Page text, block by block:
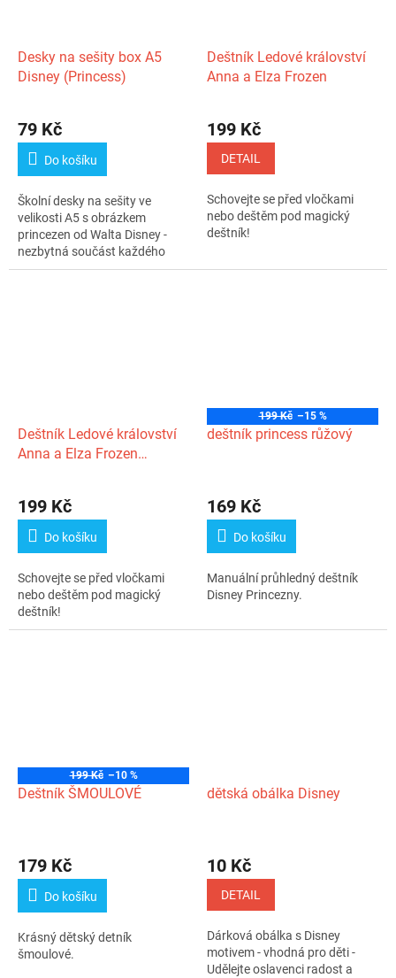
Desky na sešity box A5
Disney (Princess)
79 Kč
Do košíku
Školní desky na sešity ve
velikosti A5 s obrázkem
princezen od Walta Disney -
nezbytná součást každého
školáka - díky...
Deštník Ledové království
Anna a Elza Frozen
hodnocení
produktu
5
hvězdiček.
199 Kč
DETAIL
Schovejte se před vločkami
nebo deštěm pod magický
deštník!
Deštník Ledové království
Anna a Elza Frozen
199 Kč
Do košíku
Schovejte se před vločkami
nebo deštěm pod magický
deštník!
199 Kč –15 %
deštník princess růžový
169 Kč
Do košíku
Manuální průhledný deštník
Disney Princezny.
199 Kč –10 %
Deštník ŠMOULOVÉ
179 Kč
Do košíku
Krásný dětský detník
šmoulové.
dětská obálka Disney
10 Kč
DETAIL
Dárková obálka s Disney
motivem - vhodná pro děti -
Udělejte oslavenci radost a